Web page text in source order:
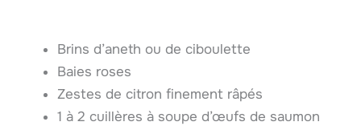
Brins d’aneth ou de ciboulette
Baies roses
Zestes de citron finement râpés
1 à 2 cuillères à soupe d’œufs de saumon